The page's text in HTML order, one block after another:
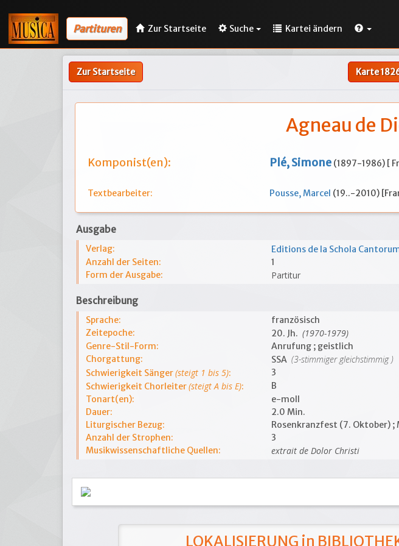
Partituren Zur Startseite Suche Kartei ändern
Zur Startseite Karte
Agneau de
Komponist(en): Plé, Simone (1897-1986) [
Textbearbeiter: Pousse, Marcel (19..-2010)
Ausgabe
Verlag: Editions de la Schola
Anzahl der Seiten:
1
Form der Ausgabe:
Partitur
Beschreibung
Sprache:
französisch
Zeitepoche:
20. Jh. (1970-1979)
Genre-Stil-Form:
Anrufung ; geistlich
Chorgattung:
SSA (3-stimmiger gleichstimmig )
Schwierigkeit Sänger(steigt 1 bis 5):
3
Schwierigkeit Chorleiter(steigt A bis E):
B
Tonart(en):
e-moll
Dauer:
2.0 Min.
Liturgischer Bezug:
Rosenkranzfest (7. Oktober) ;
Anzahl der Strophen:
3
Musikwissenschaftliche Quellen:
extrait de Dolor Christi
LOKALISIERUNG in